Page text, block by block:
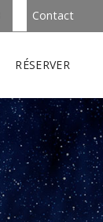
Contact
RÉSERVER